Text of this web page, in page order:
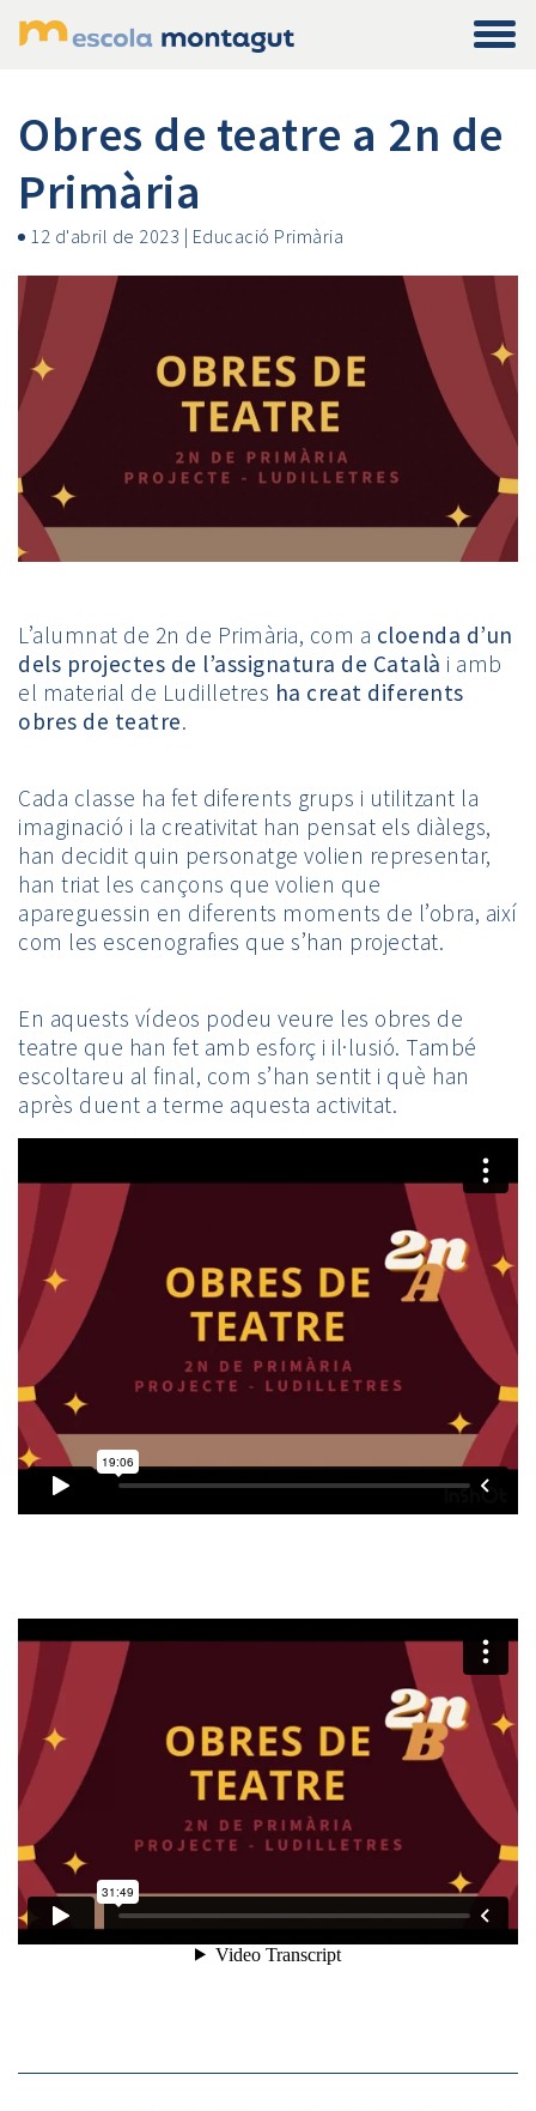
Obres de teatre a 2n de
Primària
12 d'abril de 2023 | Educació Primària
L’alumnat de 2n de Primària, com a cloenda d’un
dels projectes de l’assignatura de Català i amb
el material de Ludilletres ha creat diferents
obres de teatre.
Cada classe ha fet diferents grups i utilitzant la
imaginació i la creativitat han pensat els diàlegs,
han decidit quin personatge volien representar,
han triat les cançons que volien que
apareguessin en diferents moments de l’obra, així
com les escenografies que s’han projectat.
En aquests vídeos podeu veure les obres de
teatre que han fet amb esforç i il·lusió. També
escoltareu al final, com s’han sentit i què han
après duent a terme aquesta activitat.